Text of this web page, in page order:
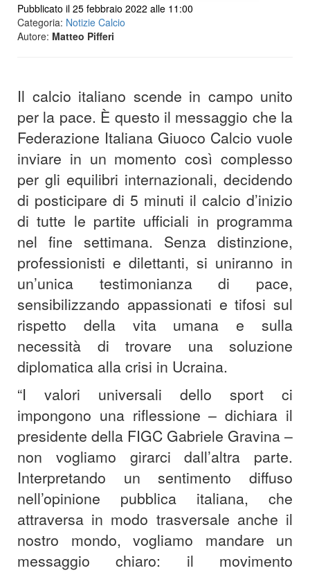
Pubblicato il 25 febbraio 2022 alle 11:00
Categoria: Notizie Calcio
Autore: Matteo Pifferi
Il calcio italiano scende in campo unito
per la pace. È questo il messaggio che la
Federazione Italiana Giuoco Calcio vuole
inviare in un momento così complesso
per gli equilibri internazionali, decidendo
di posticipare di 5 minuti il calcio d’inizio
di tutte le partite ufficiali in programma
nel fine settimana. Senza distinzione,
professionisti e dilettanti, si uniranno in
un’unica testimonianza di pace,
sensibilizzando appassionati e tifosi sul
rispetto della vita umana e sulla
necessità di trovare una soluzione
diplomatica alla crisi in Ucraina.
“I valori universali dello sport ci
impongono una riflessione – dichiara il
presidente della FIGC Gabriele Gravina –
non vogliamo girarci dall’altra parte.
Interpretando un sentimento diffuso
nell’opinione pubblica italiana, che
attraversa in modo trasversale anche il
nostro mondo, vogliamo mandare un
messaggio chiaro: il movimento